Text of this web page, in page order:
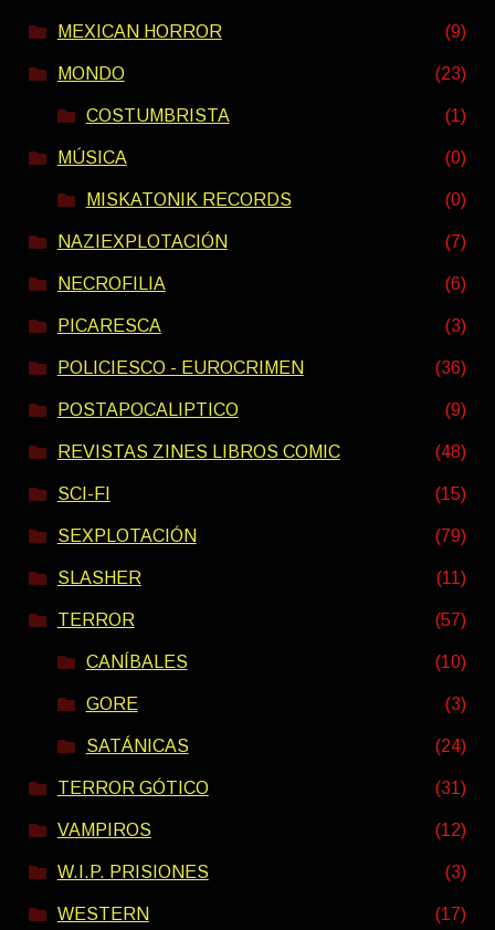
MEXICAN HORROR (9)
MONDO (23)
COSTUMBRISTA (1)
MÚSICA (0)
MISKATONIK RECORDS (0)
NAZIEXPLOTACIÓN (7)
NECROFILIA (6)
PICARESCA (3)
POLICIESCO - EUROCRIMEN (36)
POSTAPOCALIPTICO (9)
REVISTAS ZINES LIBROS COMIC (48)
SCI-FI (15)
SEXPLOTACIÓN (79)
SLASHER (11)
TERROR (57)
CANÍBALES (10)
GORE (3)
SATÁNICAS (24)
TERROR GÓTICO (31)
VAMPIROS (12)
W.I.P. PRISIONES (3)
WESTERN (17)